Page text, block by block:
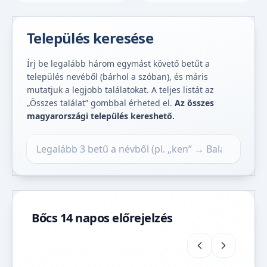
Település keresése
Írj be legalább három egymást követő betűt a
település nevéből (bárhol a szóban), és máris
mutatjuk a legjobb találatokat. A teljes listát az
„Összes találat” gombbal érheted el. Az összes
magyarországi település kereshető.
Bőcs 14 napos előrejelzés